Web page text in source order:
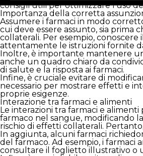
consigli utili per ottimizzare l'uso
Importanza della corretta
Assumere i farmaci in modo
cui deve essere assunto, sia prima
collaterali. Per esempio,
attentamente le istruzioni fornite
Inoltre, è importante mantenere
anche un quadro chiaro da
di salute e la risposta ai farmaci.
Infine, è cruciale evitare di
necessario per mostrare effetti e
proprie esigenze.
Interazione tra farmaci e alimenti
Le interazioni tra farmaci e
farmaco nel sangue, modificando
rischio di effetti collaterali.
In aggiunta, alcuni farmaci
del farmaco. Ad esempio, i farmaci
consultare il foglietto illustrativo o